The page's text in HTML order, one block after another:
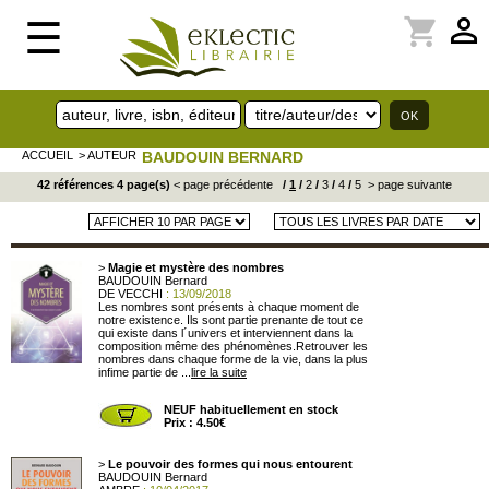
☰ perm_identity
shopping_cart
ACCUEIL > AUTEUR BAUDOUIN BERNARD
42 références 4 page(s) < page précédente / 1 / 2 / 3 / 4 / 5 > page suivante
> Magie et mystère des nombres
BAUDOUIN Bernard
DE VECCHI : 13/09/2018
Les nombres sont présents à chaque moment de
notre existence. Ils sont partie prenante de tout ce
qui existe dans l´univers et interviennent dans la
composition même des phénomènes.Retrouver les
nombres dans chaque forme de la vie, dans la plus
infime partie de ... lire la suite
NEUF habituellement en stock
Prix : 4.50€
> Le pouvoir des formes qui nous entourent
BAUDOUIN Bernard